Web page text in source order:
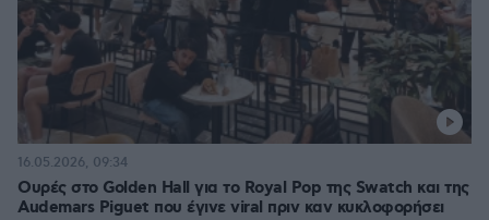
Ουρές στο Golden Hall για το Royal Pop της Swatch και της
Audemars Piguet που έγινε viral πριν καν κυκλοφορήσει
16.05.2026, 09:34